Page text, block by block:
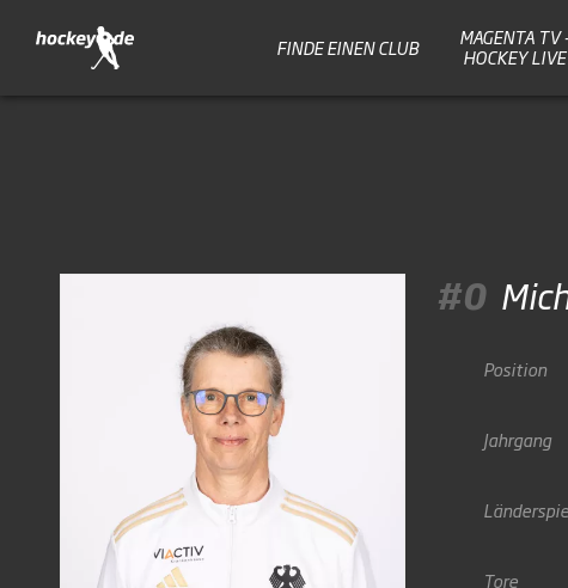
FINDE EINEN CLUB
MAGENTA TV
HOCKEY LIVE
#0
Position
Jahrgang
Tore